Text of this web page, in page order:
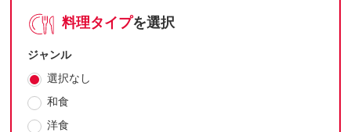
料理タイプを選択
ジャンル
選択なし
和食
洋食